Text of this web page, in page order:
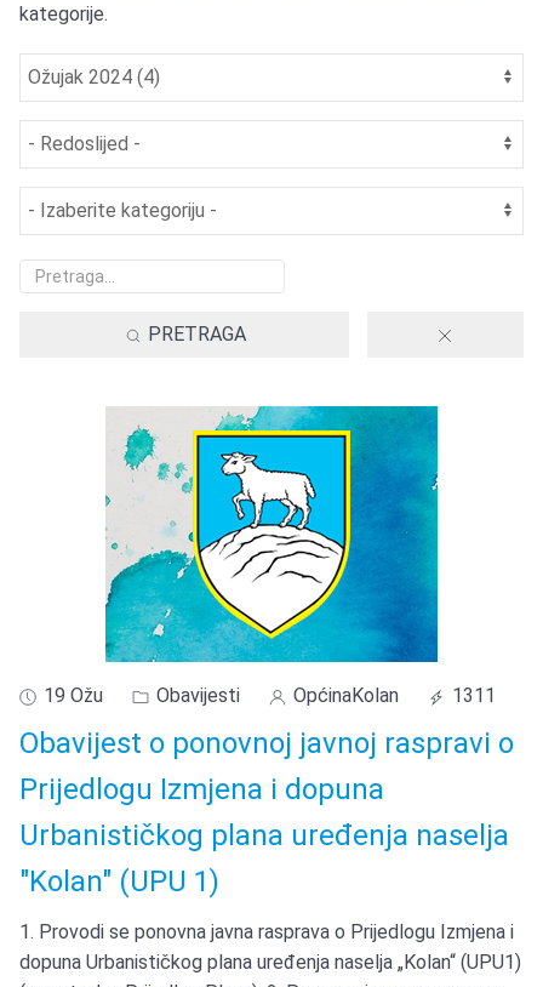
kategorije.
PRETRAGA
19 Ožu Obavijesti OpćinaKolan 1311
Obavijest o ponovnoj javnoj raspravi o
Prijedlogu Izmjena i dopuna
Urbanističkog plana uređenja naselja
"Kolan" (UPU 1)
1. Provodi se ponovna javna rasprava o Prijedlogu Izmjena i
dopuna Urbanističkog plana uređenja naselja „Kolan“ (UPU1)